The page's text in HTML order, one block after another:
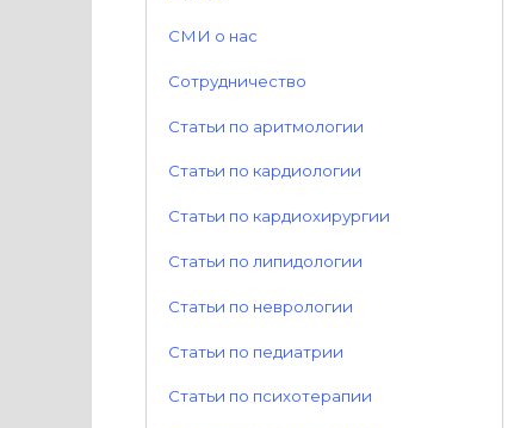
СМИ о нас
Сотрудничество
Статьи по аритмологии
Статьи по кардиологии
Статьи по кардиохирургии
Статьи по липидологии
Статьи по неврологии
Статьи по педиатрии
Статьи по психотерапии